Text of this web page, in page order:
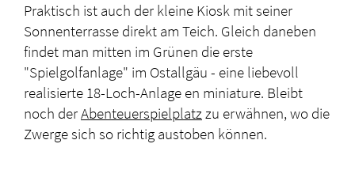
Praktisch ist auch der kleine Kiosk mit seiner
Sonnenterrasse direkt am Teich. Gleich daneben
findet man mitten im Grünen die erste
"Spielgolfanlage" im Ostallgäu - eine liebevoll
realisierte 18-Loch-Anlage en miniature. Bleibt
noch derAbenteuerspielplatzzu erwähnen, wo die
Zwerge sich so richtig austoben können.